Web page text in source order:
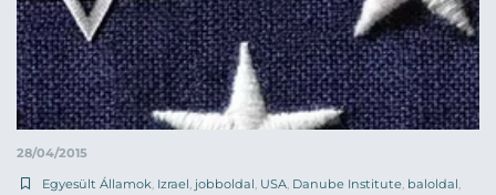
28/04/2015
Egyesült Államok, Izrael, jobboldal, USA, Danube Institute, baloldal,